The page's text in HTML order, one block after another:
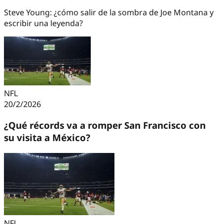
Steve Young: ¿cómo salir de la sombra de Joe Montana y
escribir una leyenda?
NFL
20/2/2026
¿Qué récords va a romper San Francisco con
su visita a México?